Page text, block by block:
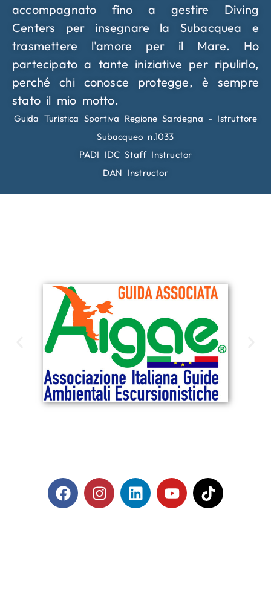
accompagnato fino a gestire Diving
Centers per insegnare la Subacquea e
trasmettere l'amore per il Mare. Ho
partecipato a tante iniziative per ripulirlo,
perché chi conosce protegge, è sempre
stato il mio motto.
Guida Turistica Sportiva Regione Sardegna - Istruttore
Subacqueo n.1033
PADI IDC Staff Instructor
DAN Instructor